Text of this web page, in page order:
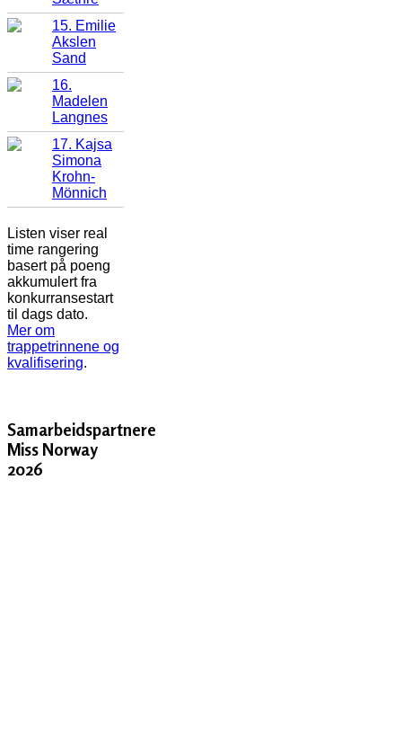
15. Emilie
Akslen
Sand
16.
Madelen
Langnes
17. Kajsa
Simona
Krohn-
Mönnich
Listen viser real
time rangering
basert på poeng
akkumulert fra
konkurransestart
til dags dato.
Mer om
trappetrinnene og
kvalifisering.
Samarbeidspartnere
Miss Norway
2026